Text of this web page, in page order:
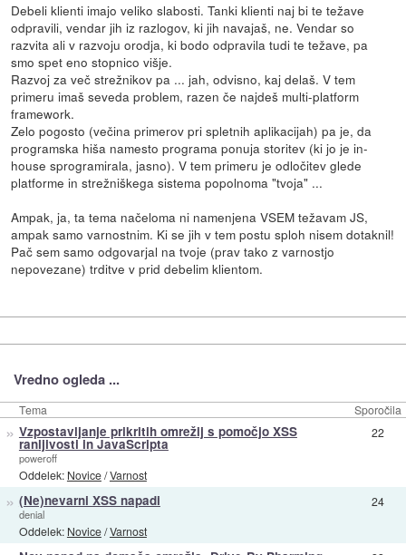
Debeli klienti imajo veliko slabosti. Tanki klienti naj bi te težave
odpravili, vendar jih iz razlogov, ki jih navajaš, ne. Vendar so
razvita ali v razvoju orodja, ki bodo odpravila tudi te težave, pa
smo spet eno stopnico višje.
Razvoj za več strežnikov pa ... jah, odvisno, kaj delaš. V tem
primeru imaš seveda problem, razen če najdeš multi-platform
framework.
Zelo pogosto (večina primerov pri spletnih aplikacijah) pa je, da
programska hiša namesto programa ponuja storitev (ki jo je in-
house sprogramirala, jasno). V tem primeru je odločitev glede
platforme in strežniškega sistema popolnoma "tvoja" ...
Ampak, ja, ta tema načeloma ni namenjena VSEM težavam JS,
ampak samo varnostnim. Ki se jih v tem postu sploh nisem dotaknil!
Pač sem samo odgovarjal na tvoje (prav tako z varnostjo
nepovezane) trditve v prid debelim klientom.
Vredno ogleda ...
Tema Sporočila
» Vzpostavljanje prikritih omrežij s pomočjo XSS
ranljivosti in JavaScripta
poweroff
Oddelek: Novice/Varnost
22
» (Ne)nevarni XSS napadi
denial
Oddelek: Novice/Varnost
24